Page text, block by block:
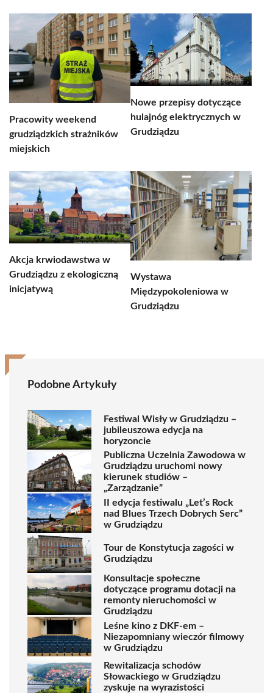
Pracowity weekend
grudziądzkich strażników
miejskich
Nowe przepisy dotyczące
hulajnóg elektrycznych w
Grudziądzu
Akcja krwiodawstwa w
Grudziądzu z ekologiczną
inicjatywą
Wystawa
Międzypokoleniowa w
Grudziądzu
Podobne Artykuły
Festiwal Wisły w Grudziądzu –
jubileuszowa edycja na
horyzoncie
Publiczna Uczelnia Zawodowa w
Grudziądzu uruchomi nowy
kierunek studiów –
„Zarządzanie”
II edycja festiwalu „Let’s Rock
nad Blues Trzech Dobrych Serc”
w Grudziądzu
Tour de Konstytucja zagości w
Grudziądzu
Konsultacje społeczne
dotyczące programu dotacji na
remonty nieruchomości w
Grudziądzu
Leśne kino z DKF-em –
Niezapomniany wieczór filmowy
w Grudziądzu
Rewitalizacja schodów
Słowackiego w Grudziądzu
zyskuje na wyrazistości